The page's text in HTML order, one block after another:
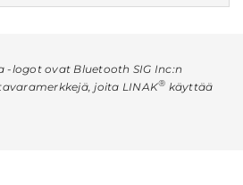
-logot ovat Bluetooth SIG Inc:n
joita LINAK® käyttää